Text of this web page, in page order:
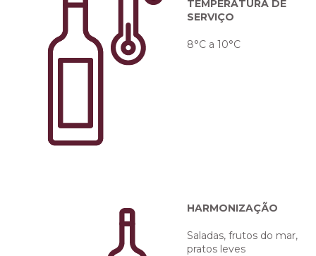
TEMPERATURA DE
SERVIÇO
8°C a 10°C
HARMONIZAÇÃO
Saladas, frutos do mar,
pratos leves